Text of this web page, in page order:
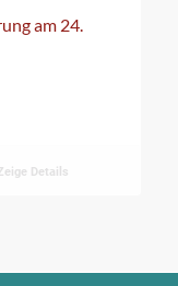
am 24.
Details